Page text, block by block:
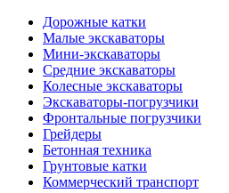
Дорожные катки
Малые экскаваторы
Мини-экскаваторы
Средние экскаваторы
Колесные экскаваторы
Экскаваторы-погрузчики
Фронтальные погрузчики
Грейдеры
Бетонная техника
Грунтовые катки
Коммерческий транспорт